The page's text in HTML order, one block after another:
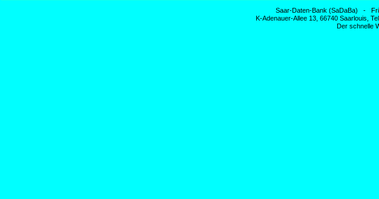
Saar-Daten-Bank (SaDaBa) -
K-Adenauer-Allee 13, 66740 Saarlouis,
Der schnelle